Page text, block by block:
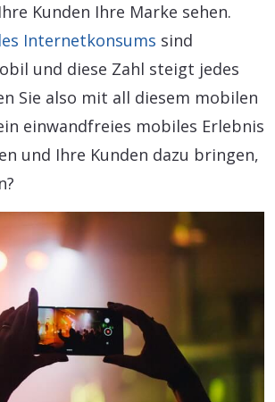
Kunden Ihre Marke sehen.
Internetkonsums sind
und diese Zahl steigt jedes
Sie also mit all diesem mobilen
einwandfreies mobiles Erlebnis
und Ihre Kunden dazu bringen,